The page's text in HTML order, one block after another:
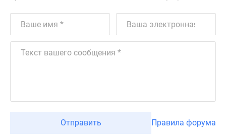
Отправить Правила форума